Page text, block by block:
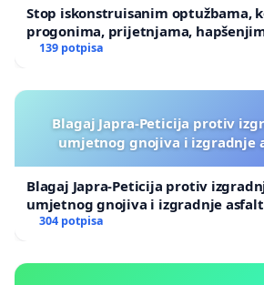
Stop iskonstruisanim optužbama,
progonima, prijetnjama,
139 potpisa
Blagaj Japra-Peticija protiv
umjetnog gnojiva i izgradnje
Blagaj Japra-Peticija protiv
umjetnog gnojiva i izgradnje
304 potpisa